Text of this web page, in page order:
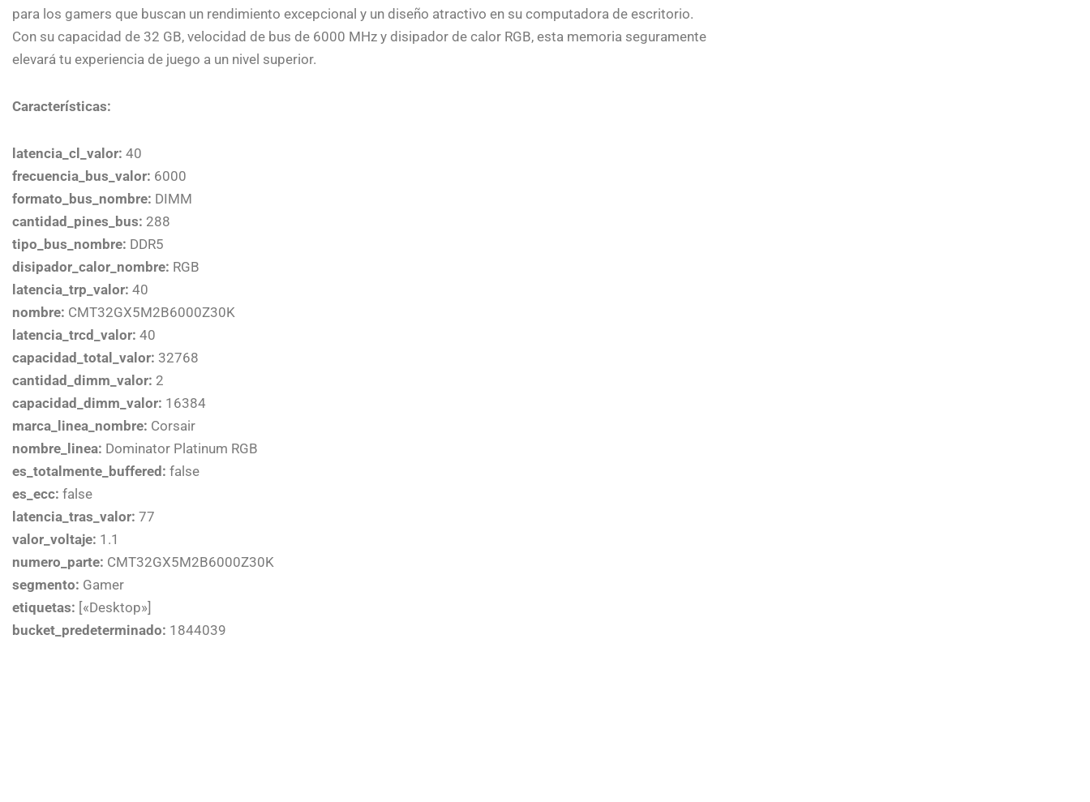
para los gamers que buscan un rendimiento excepcional y un diseño atractivo en su computadora de escritorio.
Con su capacidad de 32 GB, velocidad de bus de 6000 MHz y disipador de calor RGB, esta memoria seguramente
elevará tu experiencia de juego a un nivel superior.
Características:
latencia_cl_valor: 40
frecuencia_bus_valor: 6000
formato_bus_nombre: DIMM
cantidad_pines_bus: 288
tipo_bus_nombre: DDR5
disipador_calor_nombre: RGB
latencia_trp_valor: 40
nombre: CMT32GX5M2B6000Z30K
latencia_trcd_valor: 40
capacidad_total_valor: 32768
cantidad_dimm_valor: 2
capacidad_dimm_valor: 16384
marca_linea_nombre: Corsair
nombre_linea: Dominator Platinum RGB
es_totalmente_buffered: false
es_ecc: false
latencia_tras_valor: 77
valor_voltaje: 1.1
numero_parte: CMT32GX5M2B6000Z30K
segmento: Gamer
etiquetas: [«Desktop»]
bucket_predeterminado: 1844039